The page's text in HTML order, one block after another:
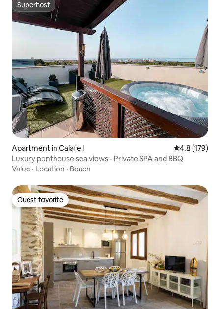
Superhost
Superhost
Apartment in Calafell 4.8 out of 5
4.8 (179)
Luxury penthouse sea views - Private SPA and BBQ
Value · Location · Beach
Guest favorite
Guest favorite